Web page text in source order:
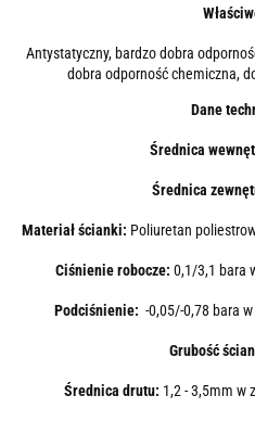
Antystatyczny, bardzo dobra
dobra odporność chemiczna,
Dane
Średnica
Średnica
Materiał ścianki: Poliuretan
Ciśnienie robocze: 0,1/3,1 bara
Podciśnienie: -0,05/-0,78 bara
Grubość
Średnica drutu: 1,2 - 3,5mm w